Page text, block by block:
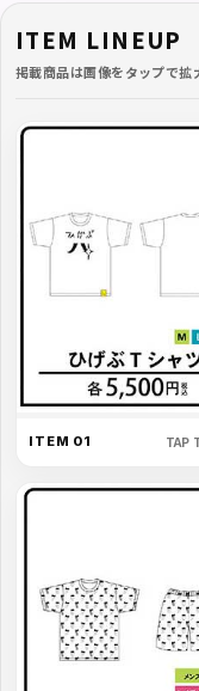
ITEM LINEUP
掲載商品は画像をタップで拡
ITEM 01 TAP